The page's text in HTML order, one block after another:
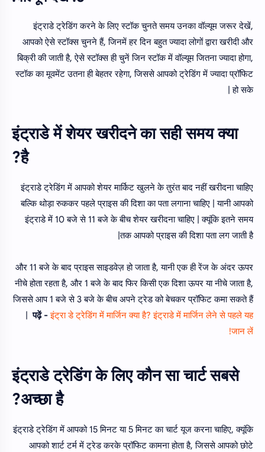
इंट्राडे ट्रेडिंग करने के लिए स्टॉक चुनते समय उनका वॉल्यूम जरूर देखें,
आपको ऐसे स्टॉक्स चुनने हैं, जिनमें हर दिन बहुत ज्यादा लोगों द्वारा खरीदी और
बिक्री की जाती है, ऐसे स्टॉक्स ही चुनें जिन स्टॉक में वॉल्यूम जितना ज्यादा होगा,
स्टॉक का मूवमेंट उतना ही बेहतर रहेगा, जिससे आपको ट्रेडिंग में ज्यादा प्रॉफिट
हो सके |
इंट्राडे में शेयर खरीदने का सही समय क्या
है?
इंट्राडे ट्रेडिंग में आपको शेयर मार्किट खुलने के तुरंत बाद नहीं खरीदना चाहिए
बल्कि थोड़ा रुककर पहले प्राइस की दिशा का पता लगाना चाहिए | यानी आपको
इंट्राडे में 10 बजे से 11 बजे के बीच शेयर खरीदना चाहिए | क्यूंकि इतने समय
तक आपको प्राइस की दिशा पता लग जाती है|
और 11 बजे के बाद प्राइस साइडवेज़ हो जाता है, यानी एक ही रेंज के अंदर ऊपर
नीचे होता रहता है, और 1 बजे के बाद फिर किसी एक दिशा ऊपर या नीचे जाता है,
जिससे आप 1 बजे से 3 बजे के बीच अपने ट्रेड को बेचकर प्रॉफिट कमा सकते हैं
|पढ़ें - इंट्रा डे ट्रेडिंग में मार्जिन क्या है? इंट्राडे में मार्जिन लेने से पहले यह
जान लें!
इंट्राडे ट्रेडिंग के लिए कौन सा चार्ट सबसे
अच्छा है?
इंट्राडे ट्रेडिंग में आपको 15 मिनट या 5 मिनट का चार्ट यूज करना चाहिए, क्यूंकि
आपको शार्ट टर्म में ट्रेड करके प्रॉफिट कामना होता है, जिससे आपको छोटे